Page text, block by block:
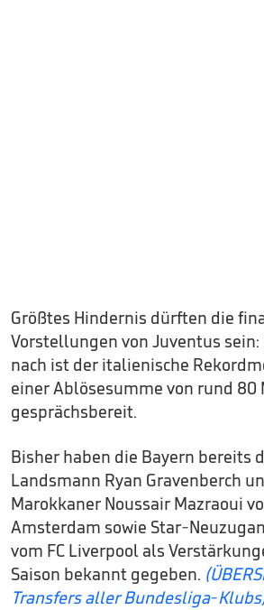
Größtes Hindernis dürften die
Vorstellungen von Juventus sein:
nach ist der italienische
einer Ablösesumme von rund 80
gesprächsbereit.
Bisher haben die Bayern bereits
Landsmann Ryan Gravenberch
Marokkaner Noussair Mazraoui
Amsterdam sowie Star-
vom FC Liverpool als
Saison bekannt gegeben.
Transfers aller Bundesliga-